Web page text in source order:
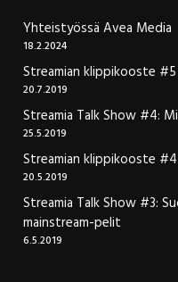
Yhteistyössä Avea Media
18.2.2024
Streamian klippikooste
20.7.2019
Streamia Talk Show #4:
25.5.2019
Streamian klippikooste
20.5.2019
Streamia Talk Show #3:
mainstream-pelit
6.5.2019